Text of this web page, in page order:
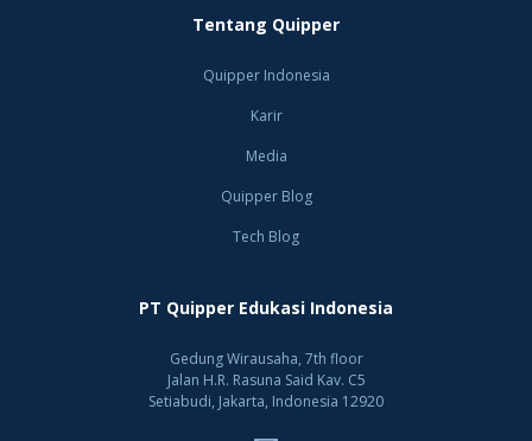
Tentang Quipper
Quipper Indonesia
Karir
Media
Quipper Blog
Tech Blog
PT Quipper Edukasi Indonesia
Gedung Wirausaha, 7th floor
Jalan H.R. Rasuna Said Kav. C5
Setiabudi, Jakarta, Indonesia 12920